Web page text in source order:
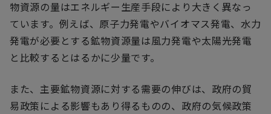
物資源の量はエネルギー生産手段により大きく異なっ
ています。例えば、原子力発電やバイオマス発電、水力
発電が必要とする鉱物資源量は風力発電や太陽光発電
と比較するとはるかに少量です。
また、主要鉱物資源に対する需要の伸びは、政府の貿
易政策による影響もあり得るものの、政府の気候政策